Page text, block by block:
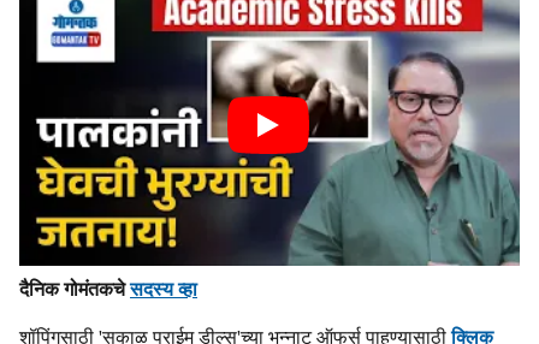
दैनिक गोमंतकचेसदस्य व्हा
शॉपिंगसाठी 'सकाळ प्राईम डील्स'च्या भन्नाट ऑफर्स पाहण्यासाठीक्लिक